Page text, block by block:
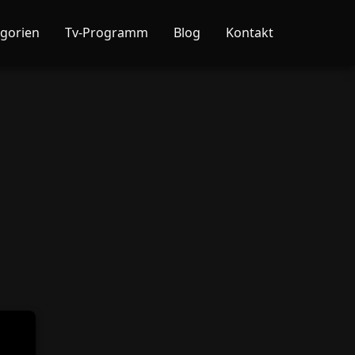
Tv-Programm Blog Kontakt